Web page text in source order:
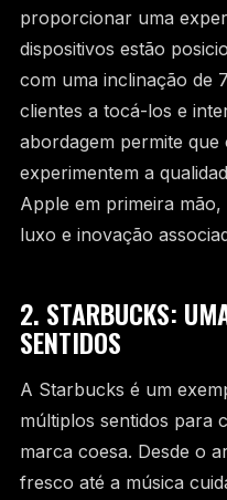
proporcionar uma
dispositivos estão
com uma inclinação de
clientes a tocá-los e
abordagem permite que
experimentem a
Apple em primeira
luxo e inovação
2. STARBUCKS:
SENTIDOS
A Starbucks é um
múltiplos sentidos para
marca coesa. Desde o
fresco até a música